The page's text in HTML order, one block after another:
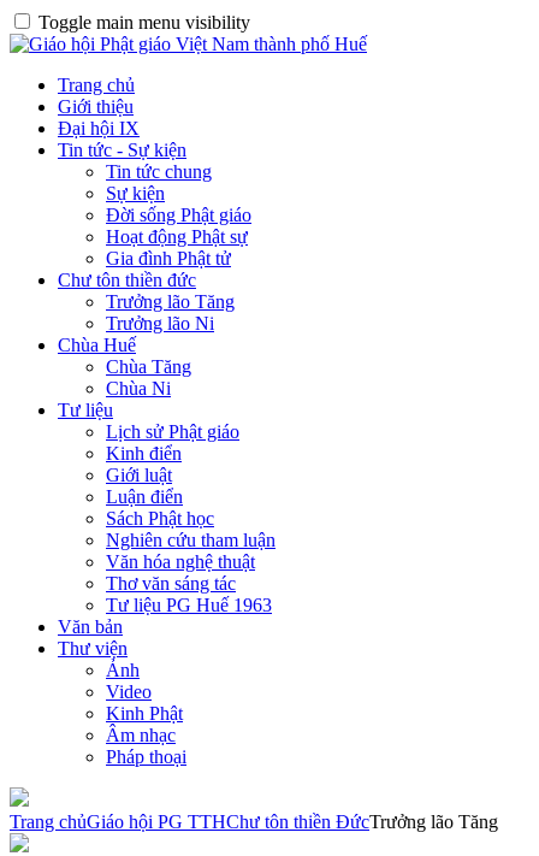
Toggle main menu visibility
Trang chủ
Giới thiệu
Đại hội IX
Tin tức - Sự kiện
Tin tức chung
Sự kiện
Đời sống Phật giáo
Hoạt động Phật sự
Gia đình Phật tử
Chư tôn thiền đức
Trưởng lão Tăng
Trưởng lão Ni
Chùa Huế
Chùa Tăng
Chùa Ni
Tư liệu
Lịch sử Phật giáo
Kinh điển
Giới luật
Luận điển
Sách Phật học
Nghiên cứu tham luận
Văn hóa nghệ thuật
Thơ văn sáng tác
Tư liệu PG Huế 1963
Văn bản
Thư viện
Ảnh
Video
Kinh Phật
Âm nhạc
Pháp thoại
Trang chủGiáo hội PG TTHChư tôn thiền ĐứcTrưởng lão Tăng